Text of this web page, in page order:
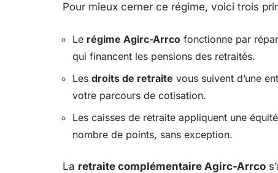
Pour mieux cerner ce régime, voici trois
Le régime Agirc-Arrco fonctionne par
qui financent les pensions des retraités.
Les droits de retraite vous suivent d’une
votre parcours de cotisation.
Les caisses de retraite appliquent une
nombre de points, sans exception.
La retraite complémentaire Agirc-Arrco